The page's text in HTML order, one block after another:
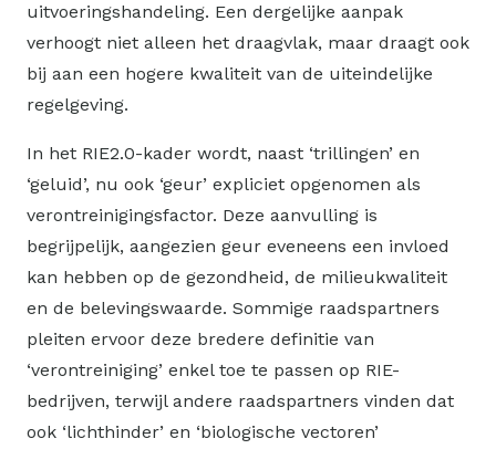
uitvoeringshandeling. Een dergelijke aanpak
verhoogt niet alleen het draagvlak, maar draagt ook
bij aan een hogere kwaliteit van de uiteindelijke
regelgeving.
In het RIE2.0-kader wordt, naast ‘trillingen’ en
‘geluid’, nu ook ‘geur’ expliciet opgenomen als
verontreinigingsfactor. Deze aanvulling is
begrijpelijk, aangezien geur eveneens een invloed
kan hebben op de gezondheid, de milieukwaliteit
en de belevingswaarde. Sommige raadspartners
pleiten ervoor deze bredere definitie van
‘verontreiniging’ enkel toe te passen op RIE-
bedrijven, terwijl andere raadspartners vinden dat
ook ‘lichthinder’ en ‘biologische vectoren’